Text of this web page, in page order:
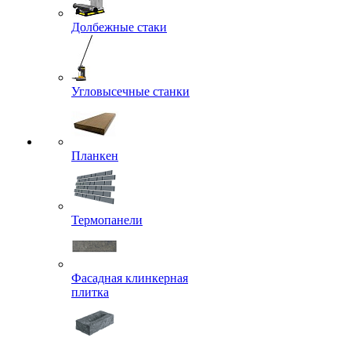
Долбежные стаки
Угловысечные станки
Планкен
Термопанели
Фасадная клинкерная
плитка